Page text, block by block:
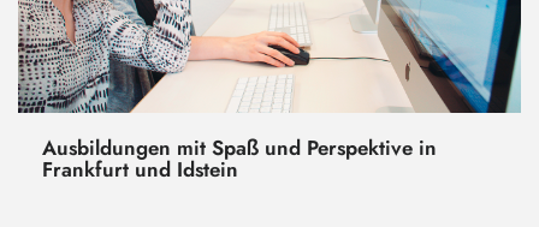
Ausbildungen mit Spaß und Perspektive in
Frankfurt und Idstein